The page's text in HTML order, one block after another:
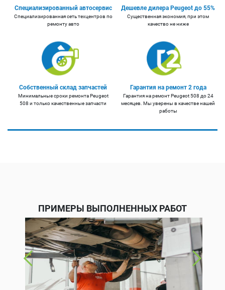
Специализированный автосервис
Специализированная сеть техцентров по
ремонту авто
Дешевле дилера Peugeot до 55%
Существенная экономия, при этом
качество не ниже
Собственный склад запчастей
Минимальные сроки ремонта Peugeot
508 и только качественные запчасти
Гарантия на ремонт 2 года
Гарантия на ремонт Peugeot 508 до 24
месяцев. Мы уверены в качестве нашей
работы
ПРИМЕРЫ ВЫПОЛНЕННЫХ РАБОТ